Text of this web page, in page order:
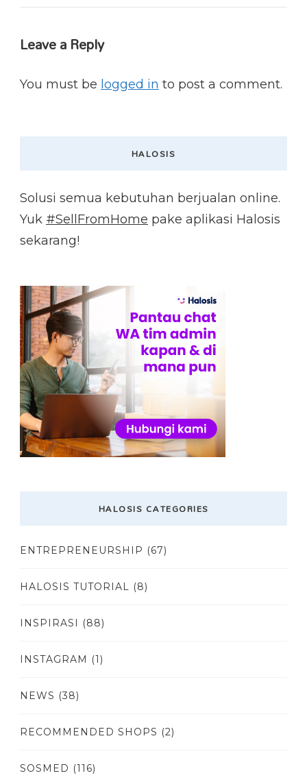
Leave a Reply
You must be logged in to post a comment.
HALOSIS
Solusi semua kebutuhan berjualan online.
Yuk #SellFromHome pake aplikasi Halosis
sekarang!
HALOSIS CATEGORIES
ENTREPRENEURSHIP (67)
HALOSIS TUTORIAL (8)
INSPIRASI (88)
INSTAGRAM (1)
NEWS (38)
RECOMMENDED SHOPS (2)
SOSMED (116)